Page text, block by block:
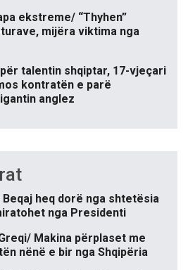
ekstreme/ “Thyhen”
mijëra viktima nga
talentin shqiptar, 17-vjeçari
kontratën e parë
anglez
heq dorë nga shtetësia
nga Presidenti
Makina përplaset me
nënë e bir nga Shqipëria